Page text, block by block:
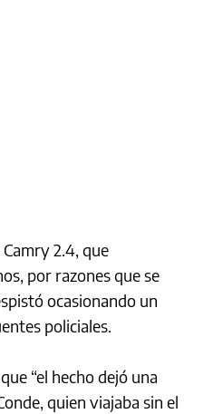
2.4, que
por razones que se
ocasionando un
policiales.
“el hecho dejó una
quien viajaba sin el